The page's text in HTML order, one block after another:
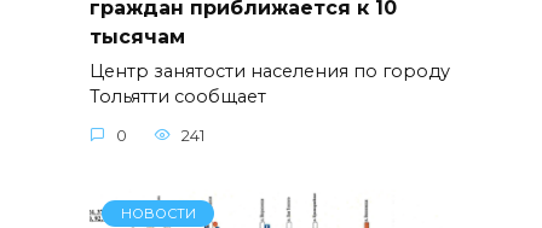
граждан приближается к 10
тысячам
Центр занятости населения по городу
Тольятти сообщает
0 241
НОВОСТИ